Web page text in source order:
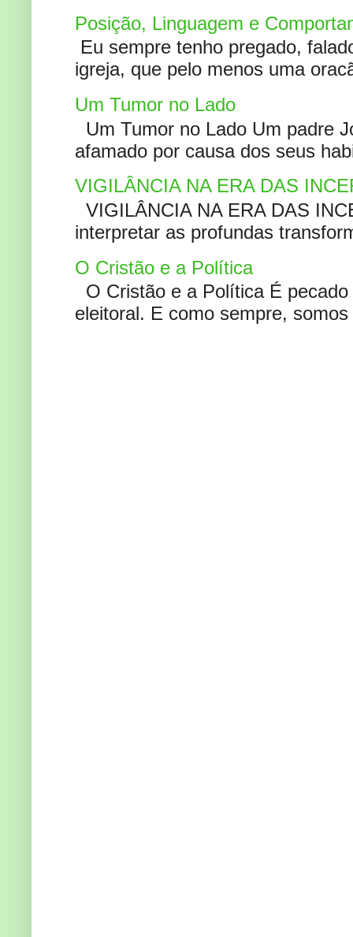
Posição, Linguagem e
Eu sempre tenho pregado,
igreja, que pelo menos uma
Um Tumor no Lado
Um Tumor no Lado Um padre
afamado por causa dos seus
VIGILÂNCIA NA ERA DAS
VIGILÂNCIA NA ERA DAS
interpretar as profundas
O Cristão e a Política
O Cristão e a Política É
eleitoral. E como sempre,